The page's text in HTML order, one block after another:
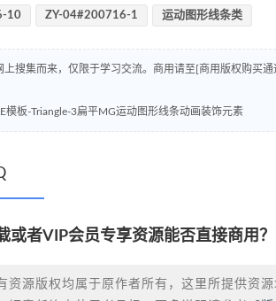
10 ZY-04#200716-1 运动图形线条类
上搜集而来，仅限于学习交流。商用请至[商用版权购买
模板-Triangle-3扁平MG运动图形线条动画装饰元素
或者VIP会员专享资源能否直接商用？
资源版权均属于原作者所有，这里所提供资